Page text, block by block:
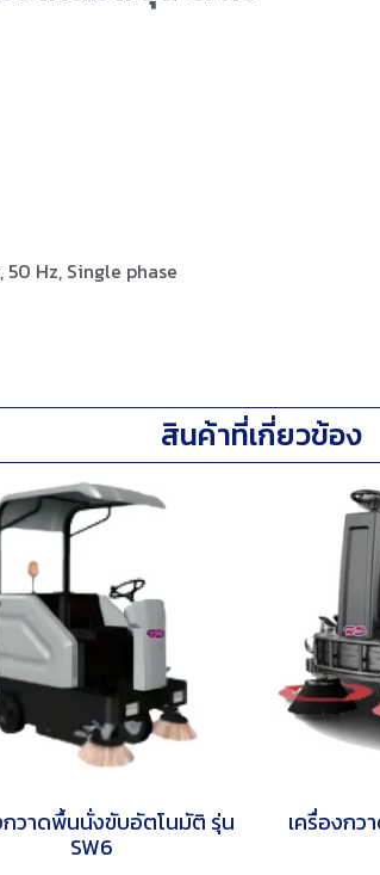
Hz, Single phase
สินค้าที่เกี่ยวข้อง
กวาดพื้นนั่งขับอัตโนมัติ รุ่น
SW6
เครื่องก